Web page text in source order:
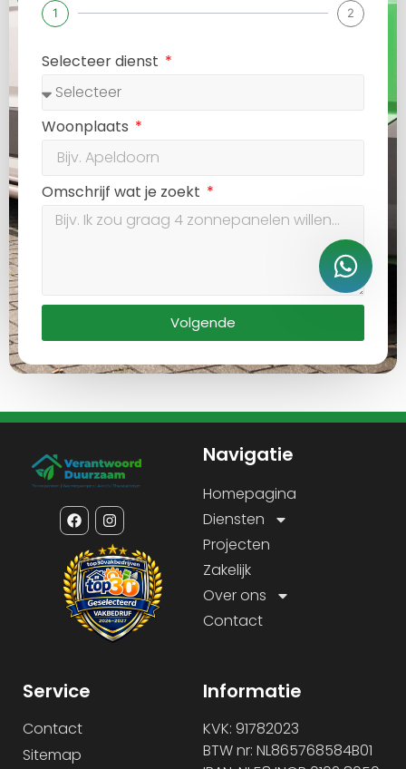
1 2
Selecteer dienst
Woonplaats
Omschrijf wat je zoekt
Volgende
Navigatie
Homepagina
Diensten
Projecten
Zakelijk
Over ons
Contact
Service
Contact
Sitemap
Informatie
KVK: 91782023
BTW nr: NL865768584B01